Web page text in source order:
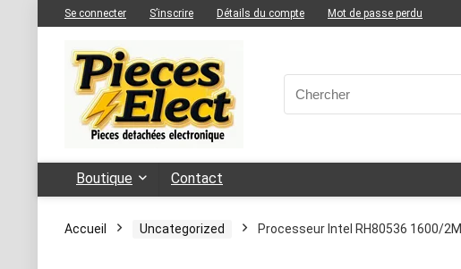
Se connecter S’inscrire Détails du compte Mot de passe perdu
Boutique Contact
Accueil Uncategorized Processeur Intel RH80536 1600/2M